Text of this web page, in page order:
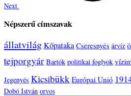
Next
Népszerű címszavak
állatvilágKőpataka Cseresnyés árvíz
tejporgyár Bartók politikai foglyok
Jegenyés Kicsibükk Európai Unió
Dobó István orvos